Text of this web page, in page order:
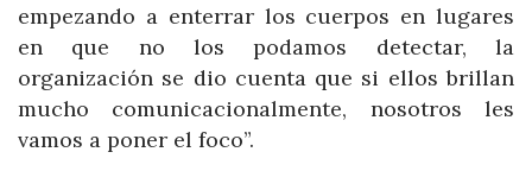
empezando a enterrar los cuerpos en lugares
en que no los podamos detectar, la
organización se dio cuenta que si ellos brillan
mucho comunicacionalmente, nosotros les
vamos a poner el foco”.